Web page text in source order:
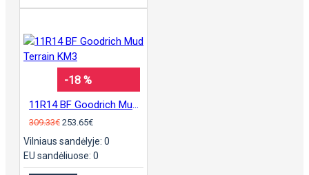
-18 %
309.33€ 253.65€
Vilniaus sandėlyje: 0
EU sandėliuose: 0